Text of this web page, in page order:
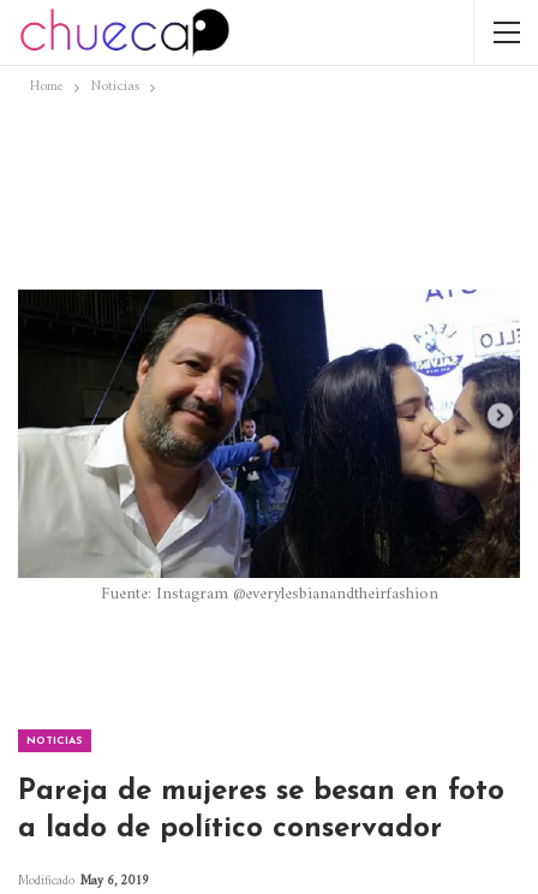
Home Noticias
Fuente: Instagram @everylesbianandtheirfashion
NOTICIAS
Pareja de mujeres se besan en foto
a lado de político conservador
Modificado May 6, 2019